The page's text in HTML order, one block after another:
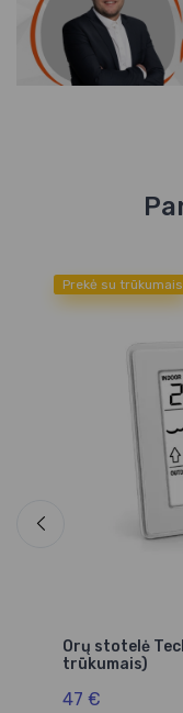
Prekė su trūkumais
Orų stotelė
trūkumais)
47 €